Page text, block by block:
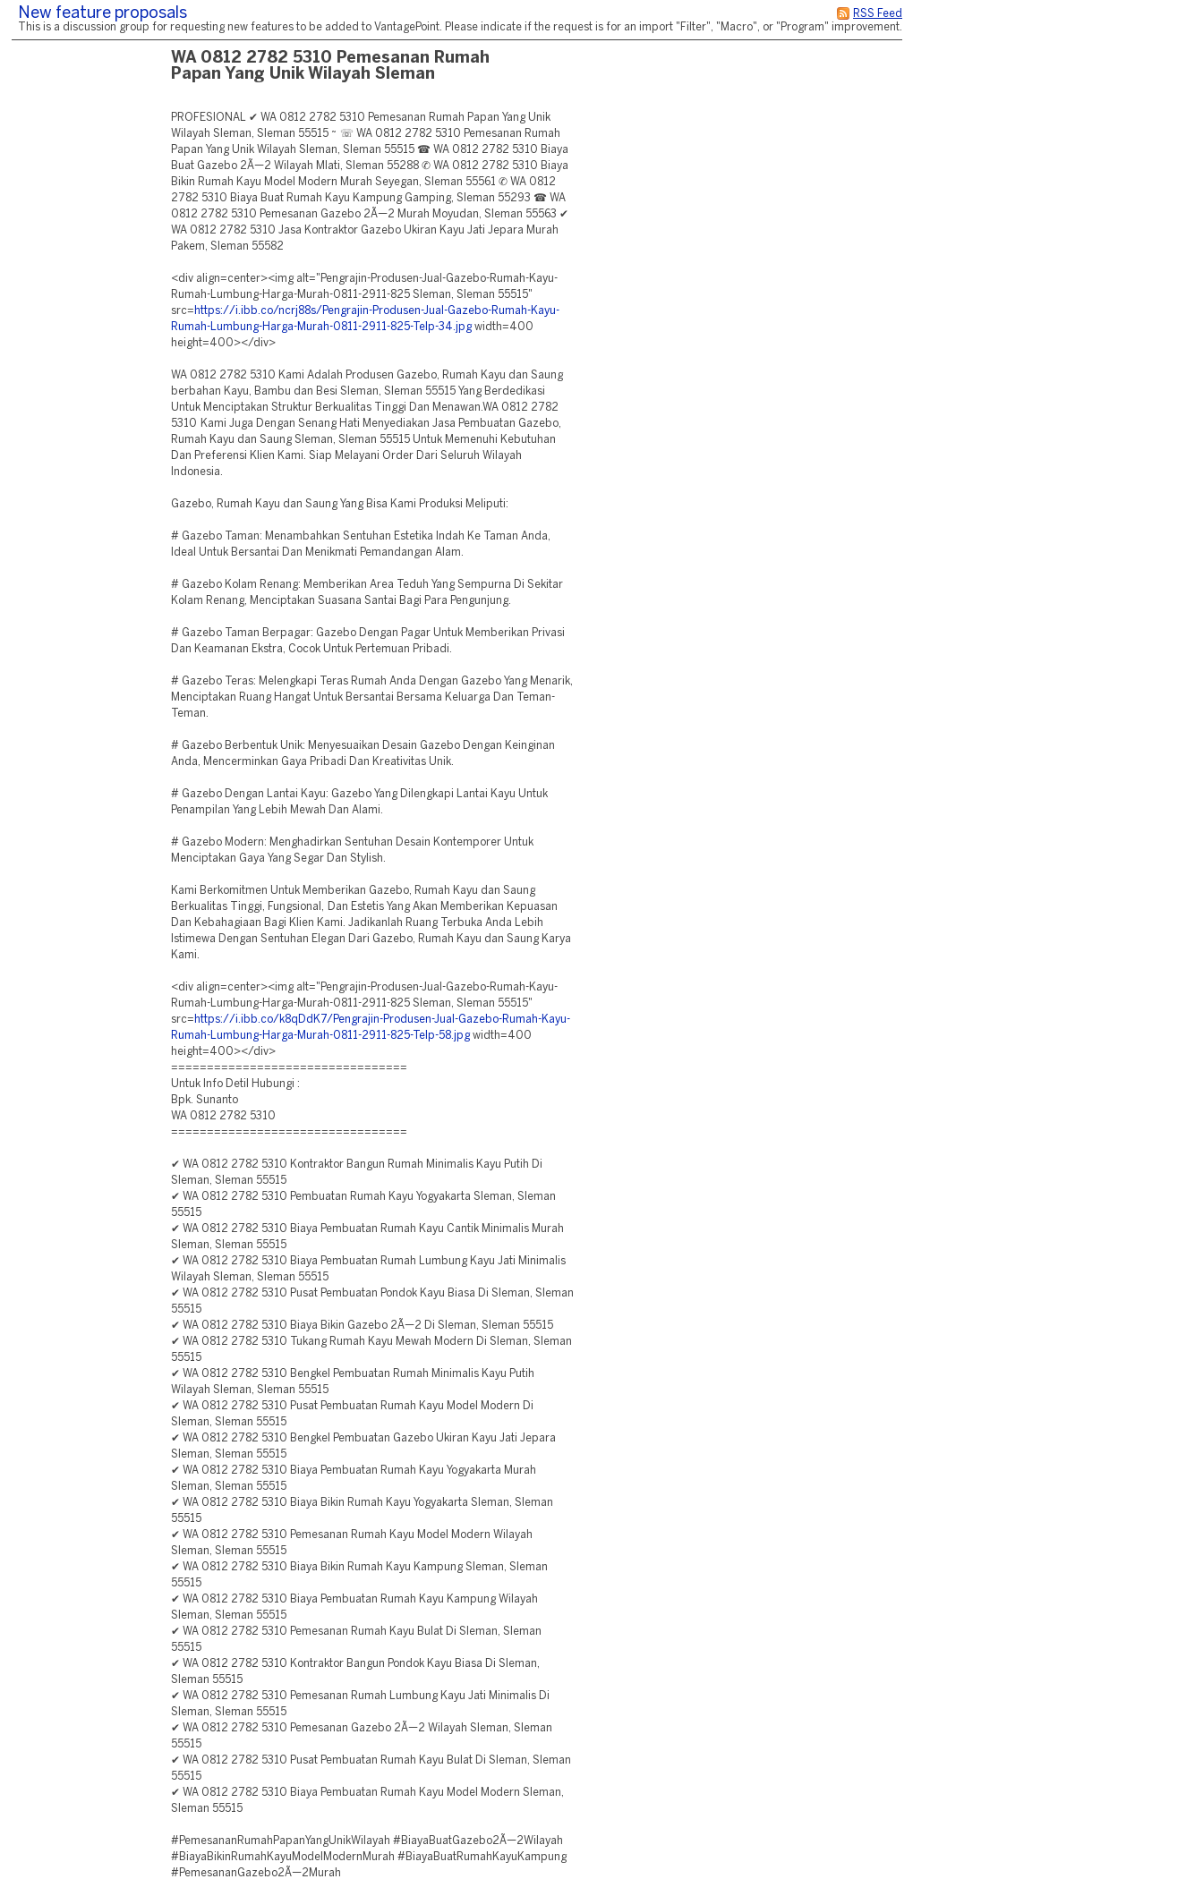
RSS Feed
New feature proposals
This is a discussion group for requesting new features to be added to VantagePoint. Please indicate if the request is for an import "Filter", "Macro", or "Program" improvement.
WA 0812 2782 5310 Pemesanan Rumah
Papan Yang Unik Wilayah Sleman
PROFESIONAL ✔ WA 0812 2782 5310 Pemesanan Rumah Papan Yang Unik
Wilayah Sleman, Sleman 55515 ~ ☏ WA 0812 2782 5310 Pemesanan Rumah
Papan Yang Unik Wilayah Sleman, Sleman 55515 ☎ WA 0812 2782 5310 Biaya
Buat Gazebo 2Ã—2 Wilayah Mlati, Sleman 55288 ✆ WA 0812 2782 5310 Biaya
Bikin Rumah Kayu Model Modern Murah Seyegan, Sleman 55561 ✆ WA 0812
2782 5310 Biaya Buat Rumah Kayu Kampung Gamping, Sleman 55293 ☎ WA
0812 2782 5310 Pemesanan Gazebo 2Ã—2 Murah Moyudan, Sleman 55563 ✔
WA 0812 2782 5310 Jasa Kontraktor Gazebo Ukiran Kayu Jati Jepara Murah
Pakem, Sleman 55582
<div align=center><img alt="Pengrajin-Produsen-Jual-Gazebo-Rumah-Kayu-
Rumah-Lumbung-Harga-Murah-0811-2911-825 Sleman, Sleman 55515"
src= https://i.ibb.co/ncrj88s/Pengrajin-Produsen-Jual-Gazebo-Rumah-Kayu-
Rumah-Lumbung-Harga-Murah-0811-2911-825-Telp-34.jpgwidth=400
height=400></div>
WA 0812 2782 5310 Kami Adalah Produsen Gazebo, Rumah Kayu dan Saung
berbahan Kayu, Bambu dan Besi Sleman, Sleman 55515 Yang Berdedikasi
Untuk Menciptakan Struktur Berkualitas Tinggi Dan Menawan.WA 0812 2782
5310 Kami Juga Dengan Senang Hati Menyediakan Jasa Pembuatan Gazebo,
Rumah Kayu dan Saung Sleman, Sleman 55515 Untuk Memenuhi Kebutuhan
Dan Preferensi Klien Kami. Siap Melayani Order Dari Seluruh Wilayah
Indonesia.
Gazebo, Rumah Kayu dan Saung Yang Bisa Kami Produksi Meliputi:
# Gazebo Taman: Menambahkan Sentuhan Estetika Indah Ke Taman Anda,
Ideal Untuk Bersantai Dan Menikmati Pemandangan Alam.
# Gazebo Kolam Renang: Memberikan Area Teduh Yang Sempurna Di Sekitar
Kolam Renang, Menciptakan Suasana Santai Bagi Para Pengunjung.
# Gazebo Taman Berpagar: Gazebo Dengan Pagar Untuk Memberikan Privasi
Dan Keamanan Ekstra, Cocok Untuk Pertemuan Pribadi.
# Gazebo Teras: Melengkapi Teras Rumah Anda Dengan Gazebo Yang Menarik,
Menciptakan Ruang Hangat Untuk Bersantai Bersama Keluarga Dan Teman-
Teman.
# Gazebo Berbentuk Unik: Menyesuaikan Desain Gazebo Dengan Keinginan
Anda, Mencerminkan Gaya Pribadi Dan Kreativitas Unik.
# Gazebo Dengan Lantai Kayu: Gazebo Yang Dilengkapi Lantai Kayu Untuk
Penampilan Yang Lebih Mewah Dan Alami.
# Gazebo Modern: Menghadirkan Sentuhan Desain Kontemporer Untuk
Menciptakan Gaya Yang Segar Dan Stylish.
Kami Berkomitmen Untuk Memberikan Gazebo, Rumah Kayu dan Saung
Berkualitas Tinggi, Fungsional, Dan Estetis Yang Akan Memberikan Kepuasan
Dan Kebahagiaan Bagi Klien Kami. Jadikanlah Ruang Terbuka Anda Lebih
Istimewa Dengan Sentuhan Elegan Dari Gazebo, Rumah Kayu dan Saung Karya
Kami.
<div align=center><img alt="Pengrajin-Produsen-Jual-Gazebo-Rumah-Kayu-
Rumah-Lumbung-Harga-Murah-0811-2911-825 Sleman, Sleman 55515"
src= https://i.ibb.co/k8qDdK7/Pengrajin-Produsen-Jual-Gazebo-Rumah-Kayu-
Rumah-Lumbung-Harga-Murah-0811-2911-825-Telp-58.jpgwidth=400
height=400></div>
=================================
Untuk Info Detil Hubungi :
Bpk. Sunanto
WA 0812 2782 5310
=================================
✔ WA 0812 2782 5310 Kontraktor Bangun Rumah Minimalis Kayu Putih Di
Sleman, Sleman 55515
✔ WA 0812 2782 5310 Pembuatan Rumah Kayu Yogyakarta Sleman, Sleman
55515
✔ WA 0812 2782 5310 Biaya Pembuatan Rumah Kayu Cantik Minimalis Murah
Sleman, Sleman 55515
✔ WA 0812 2782 5310 Biaya Pembuatan Rumah Lumbung Kayu Jati Minimalis
Wilayah Sleman, Sleman 55515
✔ WA 0812 2782 5310 Pusat Pembuatan Pondok Kayu Biasa Di Sleman, Sleman
55515
✔ WA 0812 2782 5310 Biaya Bikin Gazebo 2Ã—2 Di Sleman, Sleman 55515
✔ WA 0812 2782 5310 Tukang Rumah Kayu Mewah Modern Di Sleman, Sleman
55515
✔ WA 0812 2782 5310 Bengkel Pembuatan Rumah Minimalis Kayu Putih
Wilayah Sleman, Sleman 55515
✔ WA 0812 2782 5310 Pusat Pembuatan Rumah Kayu Model Modern Di
Sleman, Sleman 55515
✔ WA 0812 2782 5310 Bengkel Pembuatan Gazebo Ukiran Kayu Jati Jepara
Sleman, Sleman 55515
✔ WA 0812 2782 5310 Biaya Pembuatan Rumah Kayu Yogyakarta Murah
Sleman, Sleman 55515
✔ WA 0812 2782 5310 Biaya Bikin Rumah Kayu Yogyakarta Sleman, Sleman
55515
✔ WA 0812 2782 5310 Pemesanan Rumah Kayu Model Modern Wilayah
Sleman, Sleman 55515
✔ WA 0812 2782 5310 Biaya Bikin Rumah Kayu Kampung Sleman, Sleman
55515
✔ WA 0812 2782 5310 Biaya Pembuatan Rumah Kayu Kampung Wilayah
Sleman, Sleman 55515
✔ WA 0812 2782 5310 Pemesanan Rumah Kayu Bulat Di Sleman, Sleman
55515
✔ WA 0812 2782 5310 Kontraktor Bangun Pondok Kayu Biasa Di Sleman,
Sleman 55515
✔ WA 0812 2782 5310 Pemesanan Rumah Lumbung Kayu Jati Minimalis Di
Sleman, Sleman 55515
✔ WA 0812 2782 5310 Pemesanan Gazebo 2Ã—2 Wilayah Sleman, Sleman
55515
✔ WA 0812 2782 5310 Pusat Pembuatan Rumah Kayu Bulat Di Sleman, Sleman
55515
✔ WA 0812 2782 5310 Biaya Pembuatan Rumah Kayu Model Modern Sleman,
Sleman 55515
#PemesananRumahPapanYangUnikWilayah #BiayaBuatGazebo2Ã—2Wilayah
#BiayaBikinRumahKayuModelModernMurah #BiayaBuatRumahKayuKampung
#PemesananGazebo2Ã—2Murah